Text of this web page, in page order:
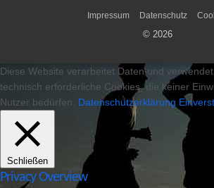
Impressum Datenschutz
© 2026
Diese Website verarbeitet Daten und
technisch erforderliche Cookies, die keiner
Nutzer bedürfen. Datenschutzerklärung
Schließen
Privacy Overview